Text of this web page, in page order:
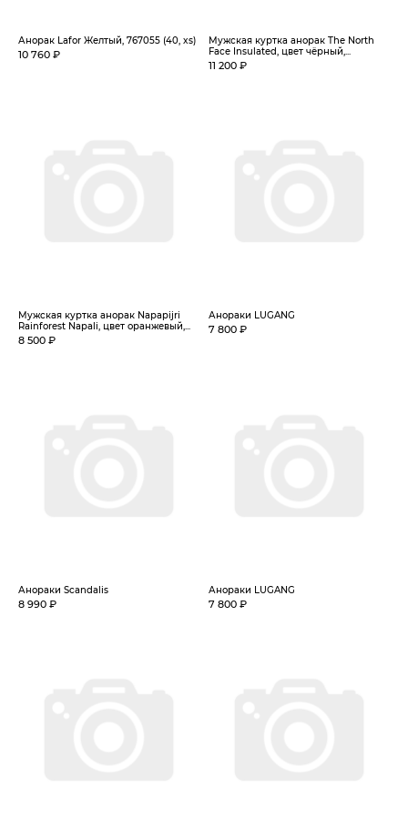
Анорак Lafor Желтый, 767055 (40, xs)
10 760 ₽
Мужская куртка анорак The North
Face Insulated, цвет чёрный,...
11 200 ₽
Мужская куртка анорак Napapijri
Rainforest Napali, цвет оранжевый,...
8 500 ₽
Анораки LUGANG
7 800 ₽
Анораки Scandalis
8 990 ₽
Анораки LUGANG
7 800 ₽